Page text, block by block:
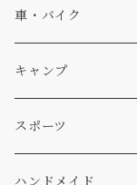
ソックス
雑貨
ステッカー
バッグ
Db
サーフ
スキー
A-Frame
DOGS
WEAR
Four My Self
Ten
車・バイク
車外
マット、シート
エアフレッシュナー
キャンプ
ファニチャー
キッチン
スポーツ
サーフ
ハンドメイド